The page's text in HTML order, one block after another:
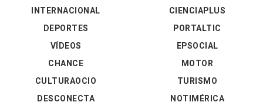
INTERNACIONAL
DEPORTES
VÍDEOS
CIENCIAPLUS
PORTALTIC
EPSOCIAL
CHANCE
CULTURAOCIO
DESCONECTA
MOTOR
TURISMO
NOTIMÉRICA